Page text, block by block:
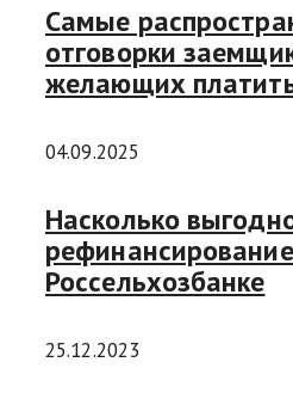
Самые
отговорки
желающих
04.09.2025
Насколько
Россельхозбанке
25.12.2023